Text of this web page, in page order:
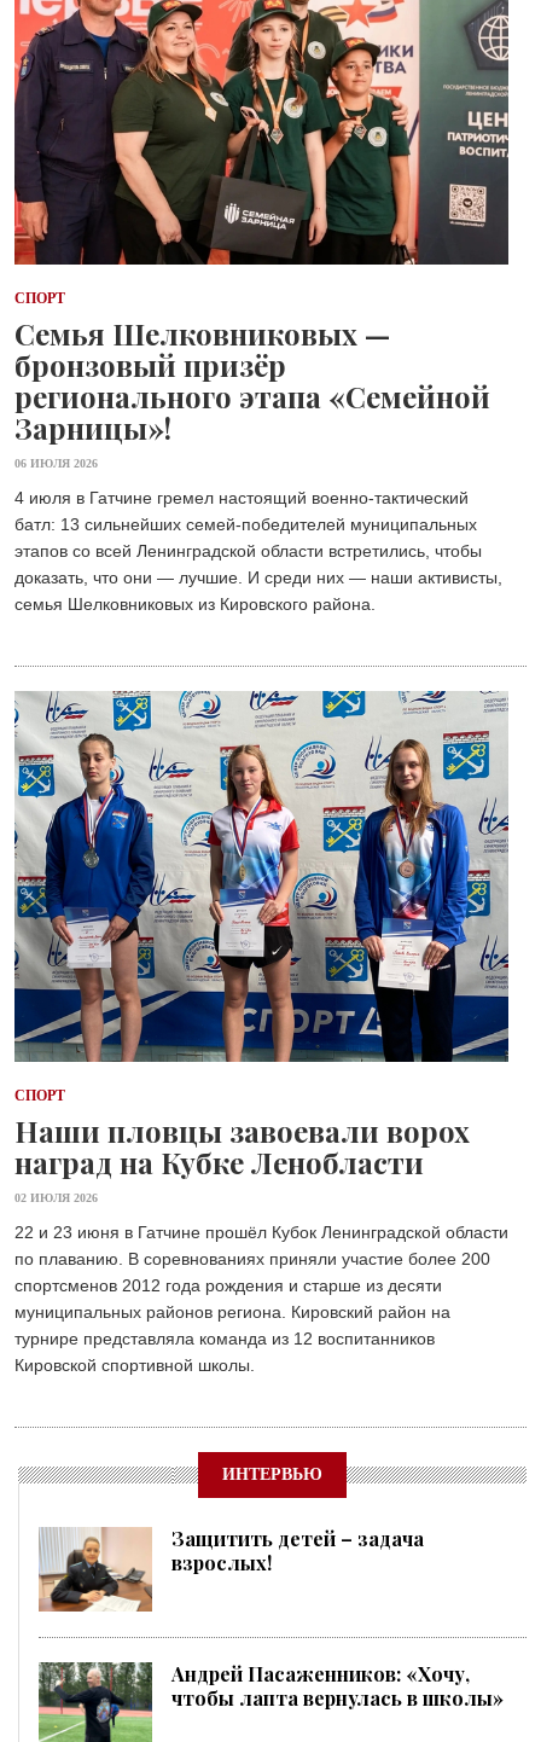
СПОРТ
Семья Шелковниковых —
бронзовый призёр
регионального этапа «Семейной
Зарницы»!
06 ИЮЛЯ 2026
4 июля в Гатчине гремел настоящий военно-тактический
батл: 13 сильнейших семей‑победителей муниципальных
этапов со всей Ленинградской области встретились, чтобы
доказать, что они — лучшие. И среди них — наши активисты,
семья Шелковниковых из Кировского района.
СПОРТ
Наши пловцы завоевали ворох
наград на Кубке Ленобласти
02 ИЮЛЯ 2026
22 и 23 июня в Гатчине прошёл Кубок Ленинградской области
по плаванию. В соревнованиях приняли участие более 200
спортсменов 2012 года рождения и старше из десяти
муниципальных районов региона. Кировский район на
турнире представляла команда из 12 воспитанников
Кировской спортивной школы.
ИНТЕРВЬЮ
Защитить детей – задача
взрослых!
Андрей Пасаженников: «Хочу,
чтобы лапта вернулась в школы»